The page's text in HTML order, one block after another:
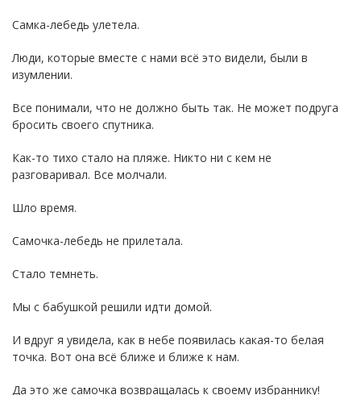
Самка-лебедь улетела.
Люди, которые вместе с нами всё это видели, были в
изумлении.
Все понимали, что не должно быть так. Не может подруга
бросить своего спутника.
Как-то тихо стало на пляже. Никто ни с кем не
разговаривал. Все молчали.
Шло время.
Самочка-лебедь не прилетала.
Стало темнеть.
Мы с бабушкой решили идти домой.
И вдруг я увидела, как в небе появилась какая-то белая
точка. Вот она всё ближе и ближе к нам.
Да это же самочка возвращалась к своему избраннику!